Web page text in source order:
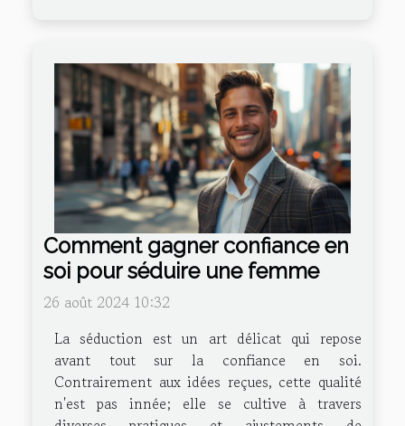
Comment gagner confiance en
soi pour séduire une femme
26 août 2024 10:32
La séduction est un art délicat qui repose
avant tout sur la confiance en soi.
Contrairement aux idées reçues, cette qualité
n'est pas innée; elle se cultive à travers